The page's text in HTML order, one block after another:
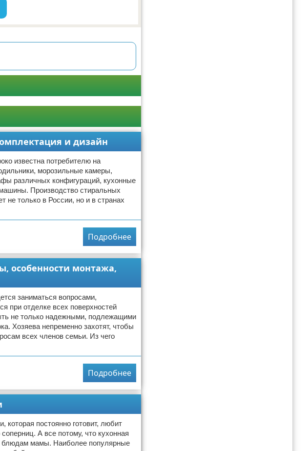
и дизайн
известна потребителю на
морозильные камеры,
различных конфигураций, кухонные
Производство стиральных
не только в России, но и в странах
Подробнее
особенности монтажа,
заниматься вопросами,
при отделке всех поверхностей
не только надежными, подлежащими
Хозяева непременно захотят, чтобы
всех членов семьи. Из чего
Подробнее
которая постоянно готовит, любит
А все потому, что кухонная
блюдам мамы. Наиболее популярные